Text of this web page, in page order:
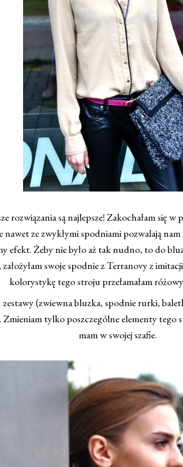
rozwiązania są najlepsze! Zakochałam się
nawet ze zwykłymi spodniami pozwalają
efekt. Żeby nie było aż tak nudno, to do
swoje spodnie z Terranovy z
kolorystykę tego stroju przełamałam
(zwiewna bluzka, spodnie rurki,
Zmieniam tylko poszczególne elementy tego
mam w swojej szafie.